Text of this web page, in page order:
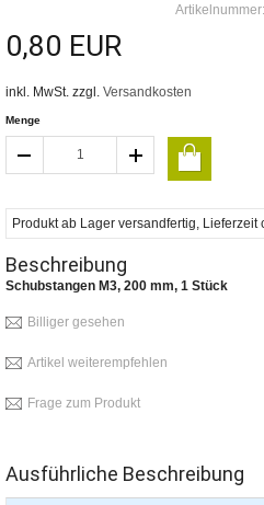
0,80 EUR
inkl. MwSt. zzgl. Versandkosten
Menge
Produkt ab Lager versandfertig, Lieferzeit
Beschreibung
Schubstangen M3, 200 mm, 1 Stück
Billiger gesehen
Artikel weiterempfehlen
Frage zum Produkt
Ausführliche Beschreibung